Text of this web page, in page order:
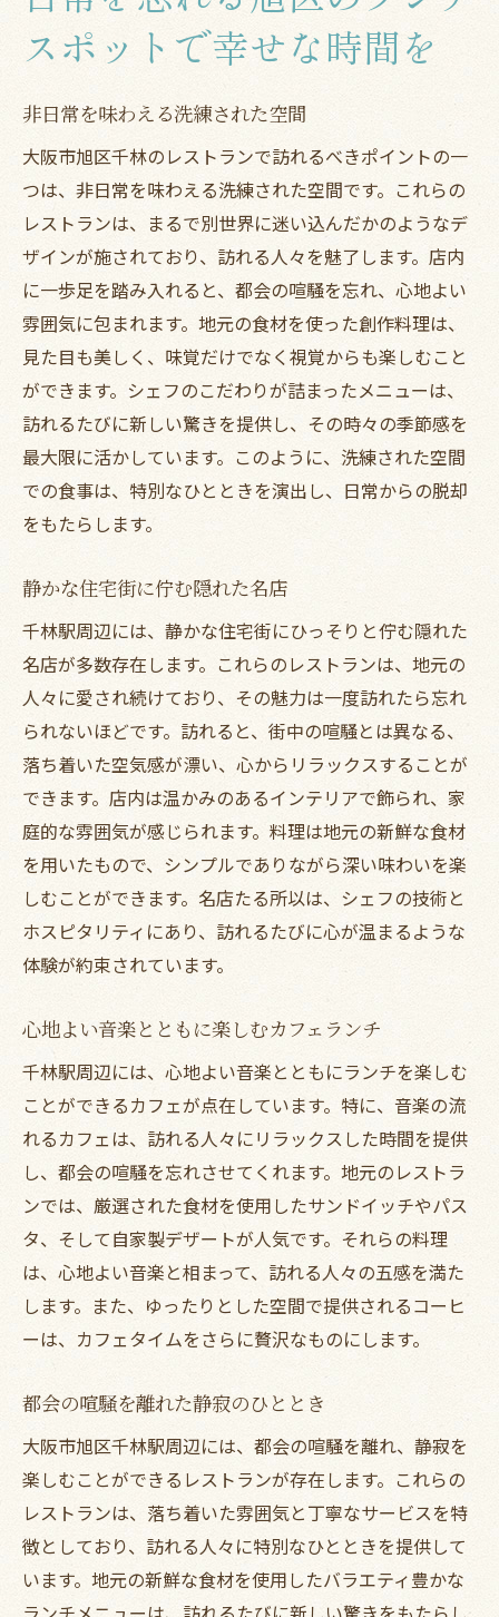
スポットで幸せな時間を
非日常を味わえる洗練された空間
大阪市旭区千林のレストランで訪れるべきポイントの一
つは、非日常を味わえる洗練された空間です。これらの
レストランは、まるで別世界に迷い込んだかのようなデ
ザインが施されており、訪れる人々を魅了します。店内
に一歩足を踏み入れると、都会の喧騒を忘れ、心地よい
雰囲気に包まれます。地元の食材を使った創作料理は、
見た目も美しく、味覚だけでなく視覚からも楽しむこと
ができます。シェフのこだわりが詰まったメニューは、
訪れるたびに新しい驚きを提供し、その時々の季節感を
最大限に活かしています。このように、洗練された空間
での食事は、特別なひとときを演出し、日常からの脱却
をもたらします。
静かな住宅街に佇む隠れた名店
千林駅周辺には、静かな住宅街にひっそりと佇む隠れた
名店が多数存在します。これらのレストランは、地元の
人々に愛され続けており、その魅力は一度訪れたら忘れ
られないほどです。訪れると、街中の喧騒とは異なる、
落ち着いた空気感が漂い、心からリラックスすることが
できます。店内は温かみのあるインテリアで飾られ、家
庭的な雰囲気が感じられます。料理は地元の新鮮な食材
を用いたもので、シンプルでありながら深い味わいを楽
しむことができます。名店たる所以は、シェフの技術と
ホスピタリティにあり、訪れるたびに心が温まるような
体験が約束されています。
心地よい音楽とともに楽しむカフェランチ
千林駅周辺には、心地よい音楽とともにランチを楽しむ
ことができるカフェが点在しています。特に、音楽の流
れるカフェは、訪れる人々にリラックスした時間を提供
し、都会の喧騒を忘れさせてくれます。地元のレストラ
ンでは、厳選された食材を使用したサンドイッチやパス
タ、そして自家製デザートが人気です。それらの料理
は、心地よい音楽と相まって、訪れる人々の五感を満た
します。また、ゆったりとした空間で提供されるコーヒ
ーは、カフェタイムをさらに贅沢なものにします。
都会の喧騒を離れた静寂のひととき
大阪市旭区千林駅周辺には、都会の喧騒を離れ、静寂を
楽しむことができるレストランが存在します。これらの
レストランは、落ち着いた雰囲気と丁寧なサービスを特
徴としており、訪れる人々に特別なひとときを提供して
います。地元の新鮮な食材を使用したバラエティ豊かな